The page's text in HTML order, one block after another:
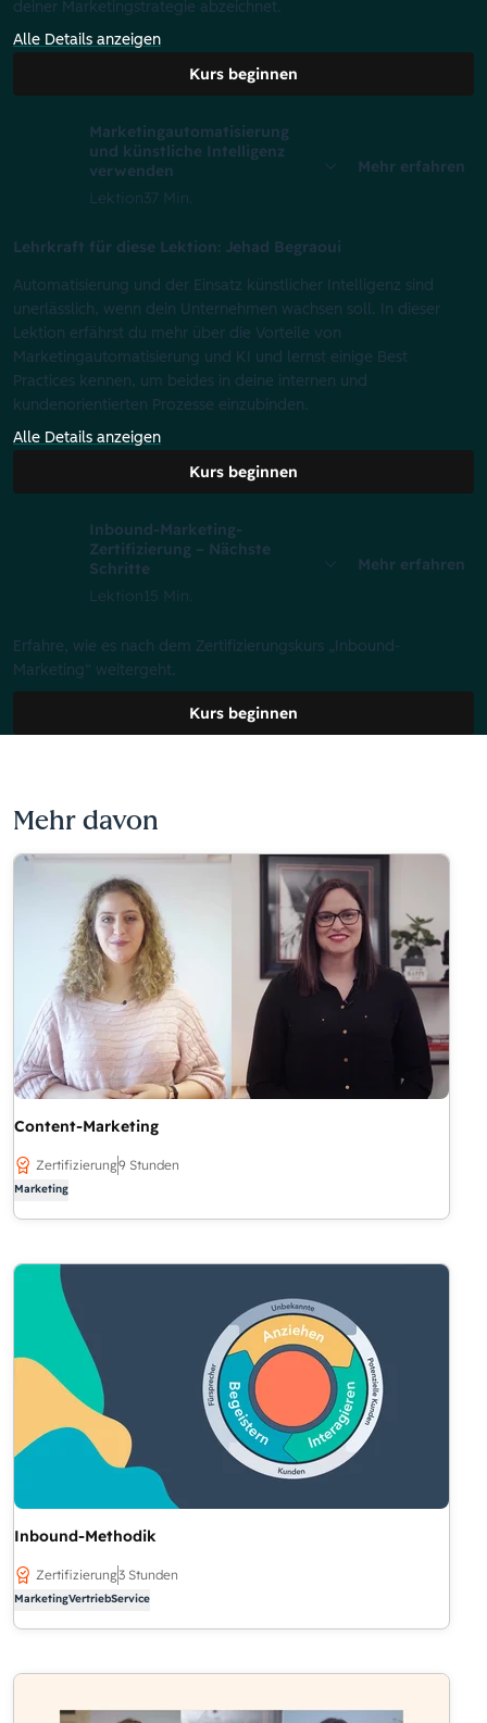
deiner Marketingstrategie abzeichnet.
Alle Details anzeigen
Kurs beginnen
Marketingautomatisierung
und künstliche Intelligenz
verwenden
Lektion37 Min.
Mehr erfahren
Lehrkraft für diese Lektion: Jehad Begraoui
Automatisierung und der Einsatz künstlicher Intelligenz sind
unerlässlich, wenn dein Unternehmen wachsen soll. In dieser
Lektion erfährst du mehr über die Vorteile von
Marketingautomatisierung und KI und lernst einige Best
Practices kennen, um beides in deine internen und
kundenorientierten Prozesse einzubinden.
Alle Details anzeigen
Kurs beginnen
Inbound-Marketing-
Zertifizierung – Nächste
Schritte
Lektion15 Min.
Mehr erfahren
Erfahre, wie es nach dem Zertifizierungskurs „Inbound-
Marketing“ weitergeht.
Kurs beginnen
Mehr davon
Content-Marketing
Zertifizierung9 Stunden
Marketing
Inbound-Methodik
Zertifizierung3 Stunden
MarketingVertriebService